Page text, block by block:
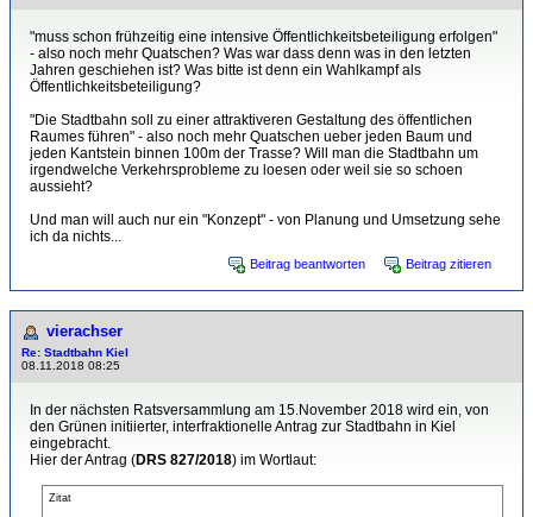
"muss schon frühzeitig eine intensive Öffentlichkeitsbeteiligung erfolgen"
- also noch mehr Quatschen? Was war dass denn was in den letzten
Jahren geschiehen ist? Was bitte ist denn ein Wahlkampf als
Öffentlichkeitsbeteiligung?
"Die Stadtbahn soll zu einer attraktiveren Gestaltung des öffentlichen
Raumes führen" - also noch mehr Quatschen ueber jeden Baum und
jeden Kantstein binnen 100m der Trasse? Will man die Stadtbahn um
irgendwelche Verkehrsprobleme zu loesen oder weil sie so schoen
aussieht?
Und man will auch nur ein "Konzept" - von Planung und Umsetzung sehe
ich da nichts...
Beitrag beantworten Beitrag zitieren
vierachser
Re: Stadtbahn Kiel
08.11.2018 08:25
In der nächsten Ratsversammlung am 15.November 2018 wird ein, von
den Grünen initiierter, interfraktionelle Antrag zur Stadtbahn in Kiel
eingebracht.
Hier der Antrag (DRS 827/2018) im Wortlaut:
Zitat